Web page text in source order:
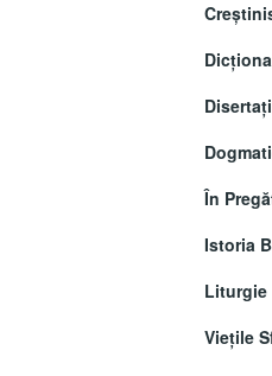
În
Istoria
Liturgie
Vieţile